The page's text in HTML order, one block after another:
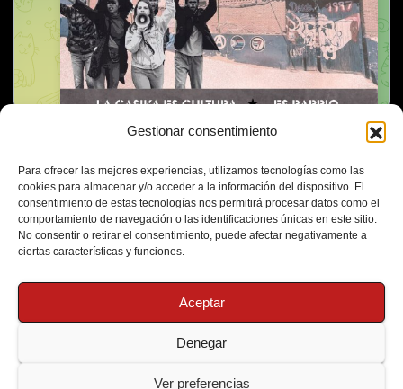
Gestionar consentimiento
Para ofrecer las mejores experiencias, utilizamos tecnologías como las
cookies para almacenar y/o acceder a la información del dispositivo. El
consentimiento de estas tecnologías nos permitirá procesar datos como el
comportamiento de navegación o las identificaciones únicas en este sitio.
No consentir o retirar el consentimiento, puede afectar negativamente a
ciertas características y funciones.
Aceptar
Denegar
Ver preferencias